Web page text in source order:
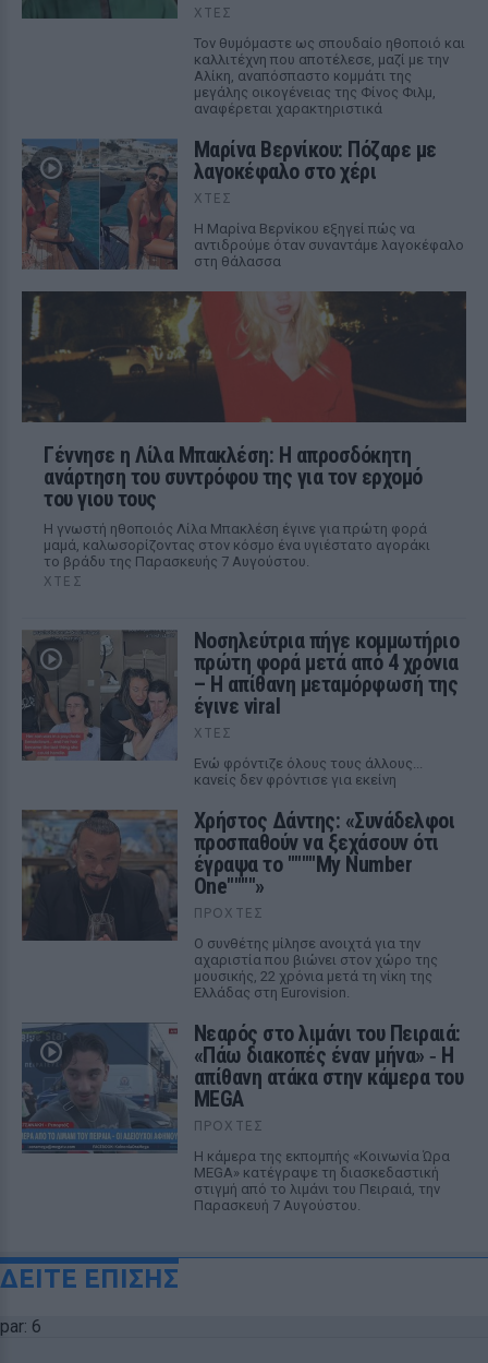
ΧΤΕΣ
Τον θυμόμαστε ως σπουδαίο ηθοποιό και
καλλιτέχνη που αποτέλεσε, μαζί με την
Αλίκη, αναπόσπαστο κομμάτι της
μεγάλης οικογένειας της Φίνος Φιλμ,
αναφέρεται χαρακτηριστικά
Μαρίνα Βερνίκου: Πόζαρε με
λαγοκέφαλο στο χέρι
ΧΤΕΣ
Η Μαρίνα Βερνίκου εξηγεί πώς να
αντιδρούμε όταν συναντάμε λαγοκέφαλο
στη θάλασσα
Γέννησε η Λίλα Μπακλέση: Η απροσδόκητη
ανάρτηση του συντρόφου της για τον ερχομό
του γιου τους
Η γνωστή ηθοποιός Λίλα Μπακλέση έγινε για πρώτη φορά
μαμά, καλωσορίζοντας στον κόσμο ένα υγιέστατο αγοράκι
το βράδυ της Παρασκευής 7 Αυγούστου.
ΧΤΕΣ
Νοσηλεύτρια πήγε κομμωτήριο
πρώτη φορά μετά από 4 χρόνια
– Η απίθανη μεταμόρφωσή της
έγινε viral
ΧΤΕΣ
Ενώ φρόντιζε όλους τους άλλους...
κανείς δεν φρόντισε για εκείνη
Χρήστος Δάντης: «Συνάδελφοι
προσπαθούν να ξεχάσουν ότι
έγραψα το """"My Number
One""""»
ΠΡΟΧΤΈΣ
Ο συνθέτης μίλησε ανοιχτά για την
αχαριστία που βιώνει στον χώρο της
μουσικής, 22 χρόνια μετά τη νίκη της
Ελλάδας στη Eurovision.
Νεαρός στο λιμάνι του Πειραιά:
«Πάω διακοπές έναν μήνα» ‑ Η
απίθανη ατάκα στην κάμερα του
MEGA
ΠΡΟΧΤΈΣ
Η κάμερα της εκπομπής «Κοινωνία Ώρα
MEGA» κατέγραψε τη διασκεδαστική
στιγμή από το λιμάνι του Πειραιά, την
Παρασκευή 7 Αυγούστου.
ΔΕΙΤΕ ΕΠΙΣΗΣ
par: 6